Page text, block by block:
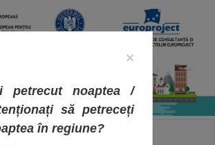
×
petrecut noaptea /
să petreceți
în regiune?